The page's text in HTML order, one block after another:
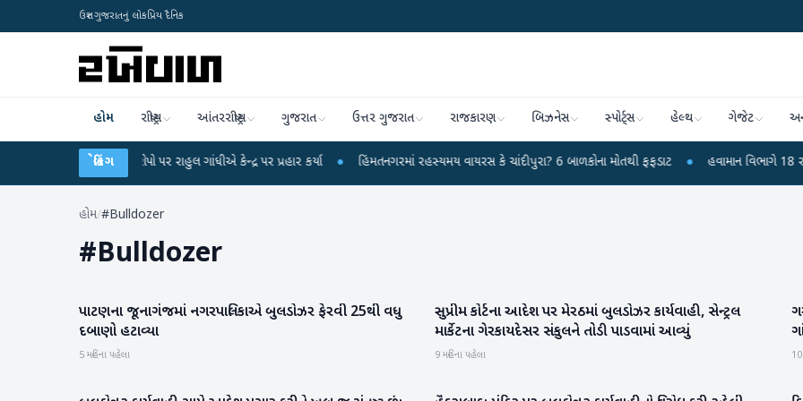
ઉત્તર ગુજરાતનું લોકપ્રિય દૈનિક
હોમ રાષ્ટ્રીય આંતરરાષ્ટ્રીય ગુજરાત ઉત્તર ગુજરાત રાજકારણ બિઝનેસ સ્પોર્ટ્સ હેલ્થ ગેજેટ
બ્રેકિંગ
લીકના આરોપો પર રાહુલ ગાંધીએ કેન્દ્ર પર પ્રહાર કર્યા ● હિંમતનગરમાં રહસ્યમય વાયરસ કે ચાંદીપુરા? 6 બાળકોના મોતથી ફફડાટ ● હવામાન વિભાગે 18 રાજ્યો માટે
હોમ/#Bulldozer
#Bulldozer
પાટણ
પાટણના જૂનાગંજમાં નગરપાલિકાએ બુલડોઝર ફેરવી 25થી વધુ
દબાણો હટાવ્યા
5 મહિના પહેલા
રાષ્ટ્રીય
સુપ્રીમ કોર્ટના આદેશ પર મેરઠમાં બુલડોઝર કાર્યવાહી, સેન્ટ્રલ
માર્કેટના ગેરકાયદેસર સંકુલને તોડી પાડવામાં આવ્યું
9 મહિના પહેલા